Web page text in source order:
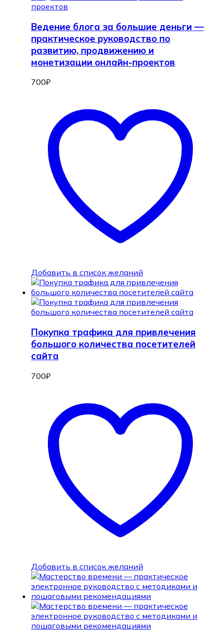
Ведение блога за большие деньги —
практическое руководство по
развитию, продвижению и
монетизации онлайн-проектов
700₽
Добавить в список желаний
Покупка трафика для привлечения
большого количества посетителей
сайта
700₽
Добавить в список желаний